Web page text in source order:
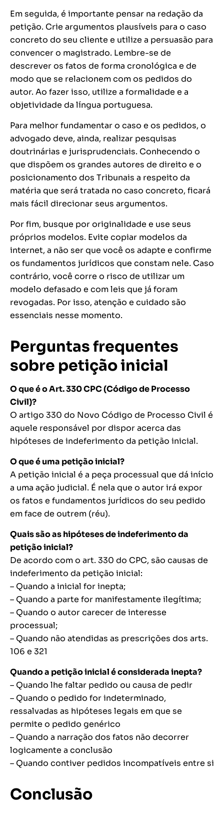
Em seguida, é importante pensar na redação da
petição. Crie argumentos plausíveis para o caso
concreto do seu cliente e utilize a persuasão para
convencer o magistrado. Lembre-se de
descrever os fatos de forma cronológica e de
modo que se relacionem com os pedidos do
autor. Ao fazer isso, utilize a formalidade e a
objetividade da língua portuguesa.
Para melhor fundamentar o caso e os pedidos, o
advogado deve, ainda, realizar pesquisas
doutrinárias e jurisprudenciais. Conhecendo o
que dispõem os grandes autores de direito e o
posicionamento dos Tribunais a respeito da
matéria que será tratada no caso concreto, ficará
mais fácil direcionar seus argumentos.
Por fim, busque por originalidade e use seus
próprios modelos. Evite copiar modelos da
internet, a não ser que você os adapte e confirme
os fundamentos jurídicos que constam nele. Caso
contrário, você corre o risco de utilizar um
modelo defasado e com leis que já foram
revogadas. Por isso, atenção e cuidado são
essenciais nesse momento.
Perguntas frequentes
sobre petição inicial
O que é o Art. 330 CPC (Código de Processo
Civil)?
O artigo 330 do Novo Código de Processo Civil é
aquele responsável por dispor acerca das
hipóteses de indeferimento da petição inicial.
O que é uma petição inicial?
A petição inicial é a peça processual que dá início
a uma ação judicial. É nela que o autor irá expor
os fatos e fundamentos jurídicos do seu pedido
em face de outrem (réu).
Quais são as hipóteses de indeferimento da
petição inicial?
De acordo com o art. 330 do CPC, são causas de
indeferimento da petição inicial:
– Quando a inicial for inepta;
– Quando a parte for manifestamente ilegítima;
– Quando o autor carecer de interesse
processual;
– Quando não atendidas as prescrições dos arts.
106 e 321
Quando a petição inicial é considerada inepta?
– Quando lhe faltar pedido ou causa de pedir
– Quando o pedido for indeterminado,
ressalvadas as hipóteses legais em que se
permite o pedido genérico
– Quando a narração dos fatos não decorrer
logicamente a conclusão
– Quando contiver pedidos incompatíveis entre si
Conclusão